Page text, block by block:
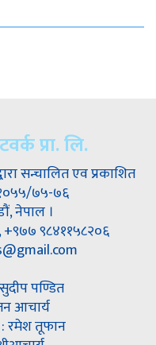
प्रा. लि.
सन्चालित एव प्रकाशित
७५-७६
नेपाल ।
९८४११५८२०६
पण्डित
आचार्य
रमेश तूफान